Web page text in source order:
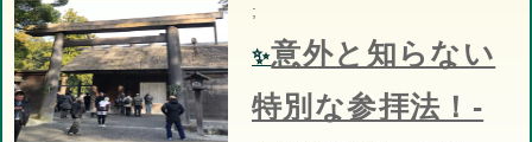
;
✨意外と知らない
特別な参拝法！-